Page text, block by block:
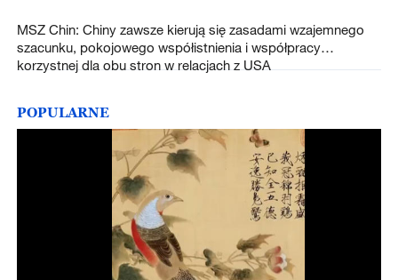
MSZ Chin: Chiny zawsze kierują się zasadami wzajemnego
szacunku, pokojowego współistnienia i współpracy
korzystnej dla obu stron w relacjach z USA
POPULARNE